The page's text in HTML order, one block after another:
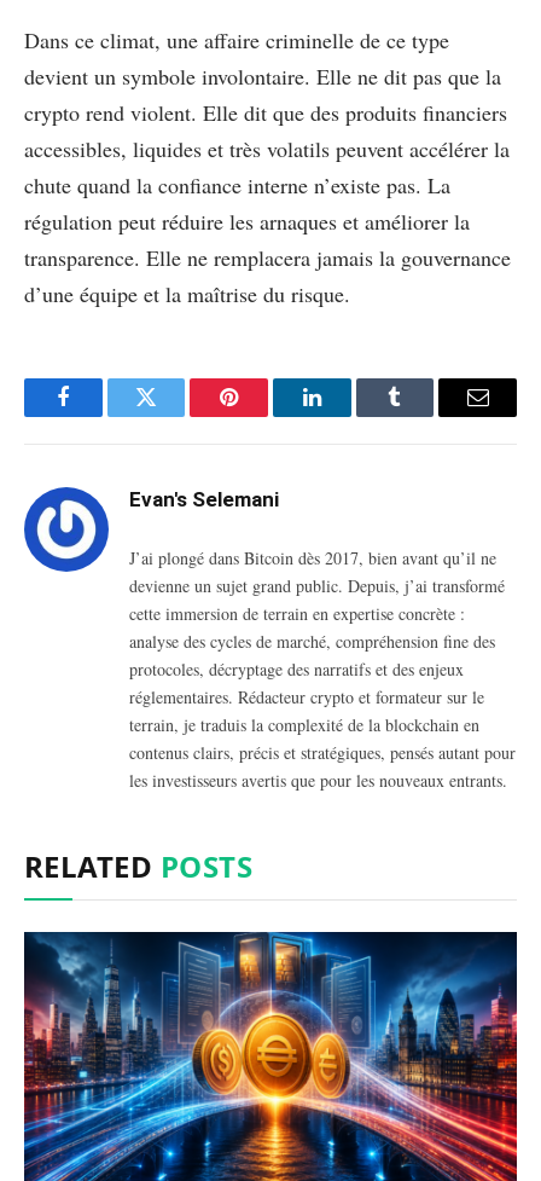
Dans ce climat, une affaire criminelle de ce type
devient un symbole involontaire. Elle ne dit pas que la
crypto rend violent. Elle dit que des produits financiers
accessibles, liquides et très volatils peuvent accélérer la
chute quand la confiance interne n’existe pas. La
régulation peut réduire les arnaques et améliorer la
transparence. Elle ne remplacera jamais la gouvernance
d’une équipe et la maîtrise du risque.
FacebookTwitter Pinterest LinkedInTumblr Email
Evan's Selemani
J’ai plongé dans Bitcoin dès 2017, bien avant qu’il ne
devienne un sujet grand public. Depuis, j’ai transformé
cette immersion de terrain en expertise concrète :
analyse des cycles de marché, compréhension fine des
protocoles, décryptage des narratifs et des enjeux
réglementaires. Rédacteur crypto et formateur sur le
terrain, je traduis la complexité de la blockchain en
contenus clairs, précis et stratégiques, pensés autant pour
les investisseurs avertis que pour les nouveaux entrants.
RELATED POSTS